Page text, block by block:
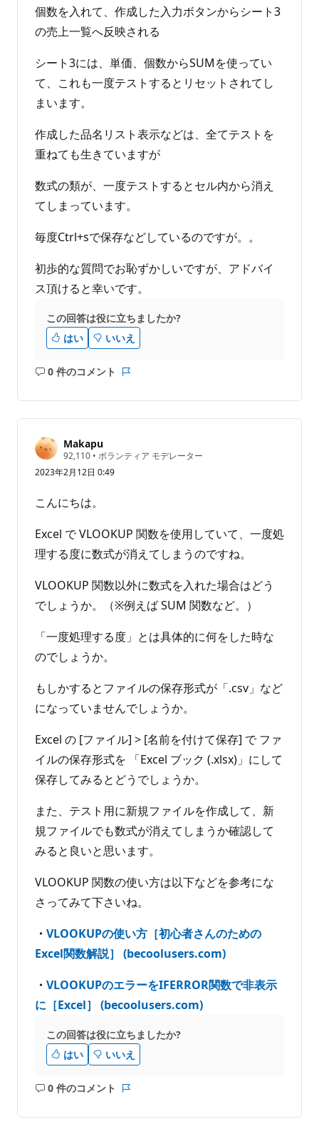
個数を入れて、作成した入力ボタンからシート3
の売上一覧へ反映される
シート3には、単価、個数からSUMを使ってい
て、これも一度テストするとリセットされてし
まいます。
作成した品名リスト表示などは、全てテストを
重ねても生きていますが
数式の類が、一度テストするとセル内から消え
てしまっています。
毎度Ctrl+sで保存などしているのですが。。
初歩的な質問でお恥ずかしいですが、アドバイ
ス頂けると幸いです。
この回答は役に立ちましたか?
はい
いいえ
0 件のコメント
コ
ト
は
あ
り
せ
ん
ト
Makapu
92,110 評
価
の
ン
• ボランティア モデレーター
2023年2月12日 0:49
こんにちは。
Excel で VLOOKUP 関数を使用していて、一度処
理する度に数式が消えてしまうのですね。
VLOOKUP 関数以外に数式を入れた場合はどう
でしょうか。（※例えば SUM 関数など。）
「一度処理する度」とは具体的に何をした時な
のでしょうか。
もしかするとファイルの保存形式が「.csv」など
になっていませんでしょうか。
Excel の [ファイル] > [名前を付けて保存] で ファ
イルの保存形式を 「Excel ブック (.xlsx)」にして
保存してみるとどうでしょうか。
また、テスト用に新規ファイルを作成して、新
規ファイルでも数式が消えてしまうか確認して
みると良いと思います。
VLOOKUP 関数の使い方は以下などを参考にな
さってみて下さいね。
・ VLOOKUPの使い方［初心者さんのための
Excel関数解説］ (becoolusers.com)
・ VLOOKUPのエラーをIFERROR関数で非表示
に［Excel］ (becoolusers.com)
この回答は役に立ちましたか?
はい
いいえ
0 件のコメント
コ